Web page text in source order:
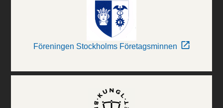
Föreningen Stockholms Företagsminnen